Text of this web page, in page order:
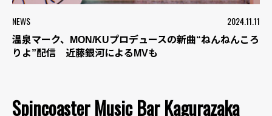
NEWS 2024.11.11
温泉マーク、MON/KUプロデュースの新曲“ねんねんころ
りよ”配信 近藤銀河によるMVも
Spincoaster Music Bar Kagurazaka